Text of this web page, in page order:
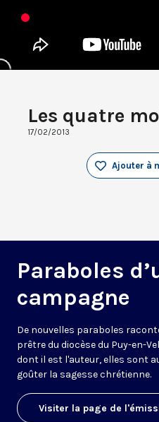
Les quatre
17/02/2013
Ajouter à
Paraboles
campagne
De nouvelles paraboles
prêtre du diocèse du Puy-en-
dont il est l'auteur, elles sont
goûter la sagesse chrétienne.
Visiter la page de